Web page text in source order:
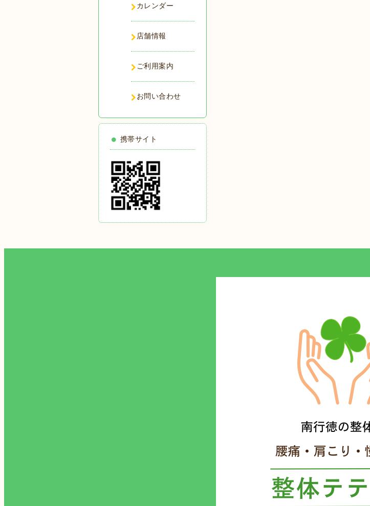
カレンダー
店舗情報
ご利用案内
お問い合わせ
携帯サイト